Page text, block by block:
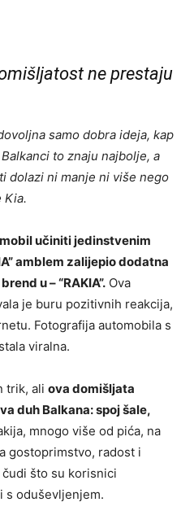
ne prestaju
samo dobra ideja, kap
to znaju najbolje, a
dolazi ni manje ni više nego
Kia.
učiniti jedinstvenim
amblem zalijepio dodatna
u – “RAKIA”. Ova
je buru pozitivnih reakcija,
Fotografija automobila s
viralna.
trik, ali ova domišljata
duh Balkana: spoj šale,
mnogo više od pića, na
gostoprimstvo, radost i
što su korisnici
s oduševljenjem.